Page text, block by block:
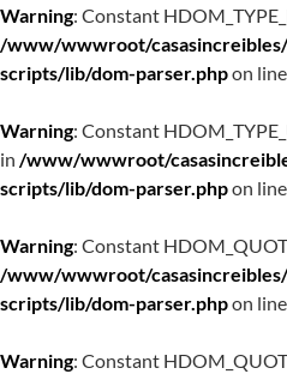
Warning: Constant
/www/wwwroot/
scripts/lib/dom-parser.phpon line
Warning: Constant
in /www/wwwroot/
scripts/lib/dom-parser.phpon line
Warning: Constant
/www/wwwroot/
scripts/lib/dom-parser.phpon line
Warning: Constant